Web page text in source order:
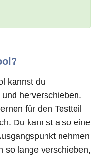
kannst du
herverschieben.
für den Testteil
Du kannst also eine
nehmen
so lange verschieben,